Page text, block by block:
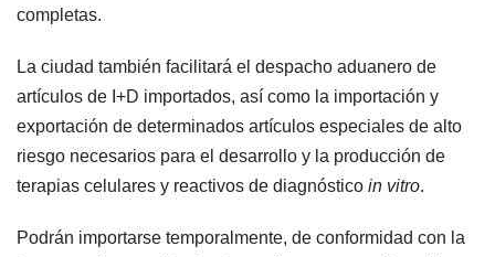
completas.
La ciudad también facilitará el despacho aduanero de
artículos de I+D importados, así como la importación y
exportación de determinados artículos especiales de alto
riesgo necesarios para el desarrollo y la producción de
terapias celulares y reactivos de diagnóstico in vitro.
Podrán importarse temporalmente, de conformidad con la